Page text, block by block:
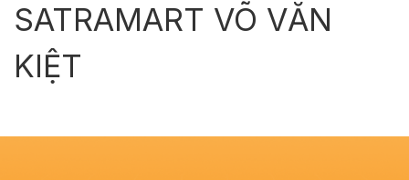
Thương hiệu
SATRAMART VÕ VĂN
KIỆT